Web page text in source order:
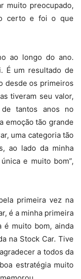
muito preocupado,
certo e foi o que
ao longo do ano.
É um resultado de
desde os primeiros
tiveram seu valor,
tantos anos no
emoção tão grande
uma categoria tão
ao lado da minha
e muito bom”,
primeira vez na
é a minha primeira
é muito bom, ainda
na Stock Car. Tive
a todos da
estratégia muito